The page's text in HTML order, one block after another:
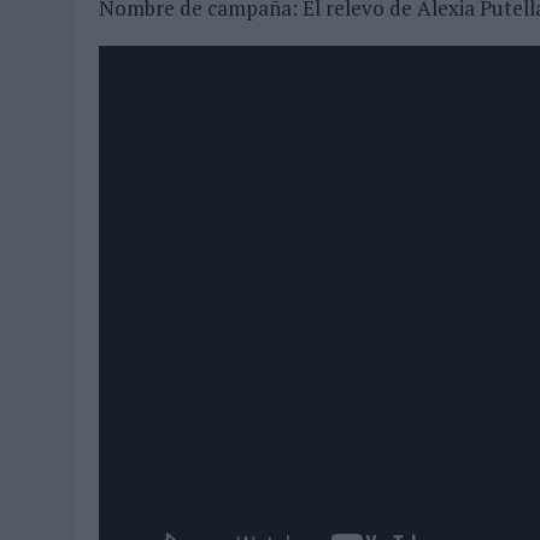
Nombre de campaña: El relevo de Alexia